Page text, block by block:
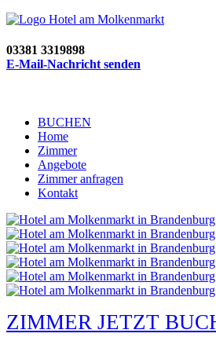
03381 3319898
E-Mail-Nachricht senden
BUCHEN
Home
Zimmer
Angebote
Zimmer anfragen
Kontakt
ZIMMER JETZT